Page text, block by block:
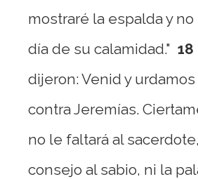
mostraré la espalda y
día de su calamidad." 18
dijeron: Venid y
contra Jeremías.
no le faltará al
consejo al sabio, ni la